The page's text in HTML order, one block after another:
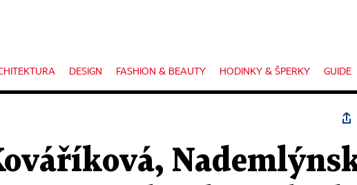
DESIGN FASHION & BEAUTY HODINKY & ŠPERKY GUIDE